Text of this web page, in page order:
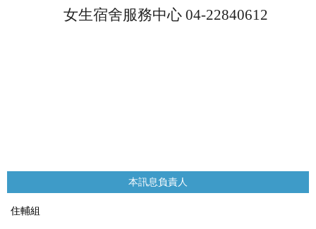
女生宿舍服務中心 04-22840612
本訊息負責人
住輔組